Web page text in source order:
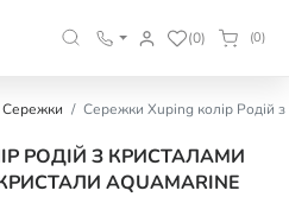
(0) (0)
Сережки Сережки Xuping колір Родій
РОДІЙ З КРИСТАЛАМИ
AQUAMARINE